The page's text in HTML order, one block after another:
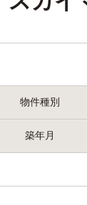
物件種別
築年月